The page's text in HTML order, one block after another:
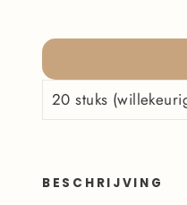
BESCHRIJVING